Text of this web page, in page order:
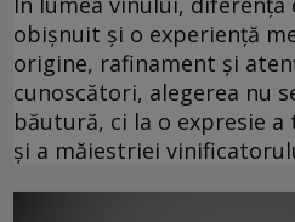
obișnuit și o experiență
origine, rafinament și
cunoscători, alegerea nu
băutură, ci la o expresie
și a măiestriei